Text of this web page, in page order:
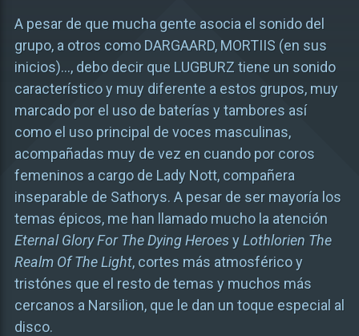
A pesar de que mucha gente asocia el sonido del
grupo, a otros como DARGAARD, MORTIIS (en sus
inicios)…, debo decir que LUGBURZ tiene un sonido
característico y muy diferente a estos grupos, muy
marcado por el uso de baterías y tambores así
como el uso principal de voces masculinas,
acompañadas muy de vez en cuando por coros
femeninos a cargo de Lady Nott, compañera
inseparable de Sathorys. A pesar de ser mayoría los
temas épicos, me han llamado mucho la atención
Eternal Glory For The Dying HeroesyLothlorien The
Realm Of The Light, cortes más atmosférico y
tristónes que el resto de temas y muchos más
cercanos a Narsilion, que le dan un toque especial al
disco.